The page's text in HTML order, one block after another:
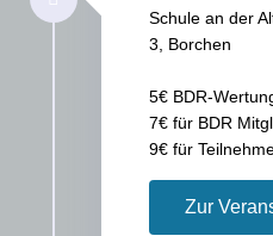
Schule an der
3, Borchen
5€ BDR-
7€ für BDR
9€ für
Zur